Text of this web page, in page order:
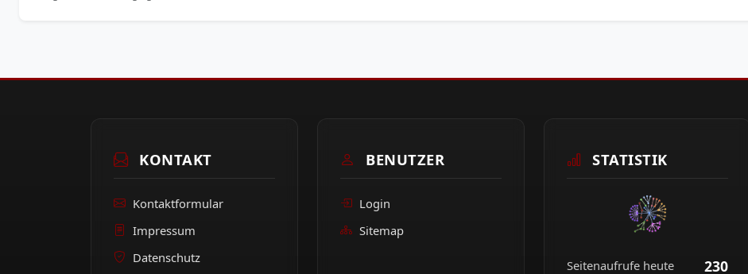
KONTAKT
Kontaktformular
Impressum
Datenschutz
BENUTZER
Login
Sitemap
STATISTIK
Seitenaufrufe heute 230